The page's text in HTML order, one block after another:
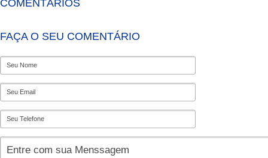
COMENTÁRIOS
FAÇA O SEU COMENTÁRIO